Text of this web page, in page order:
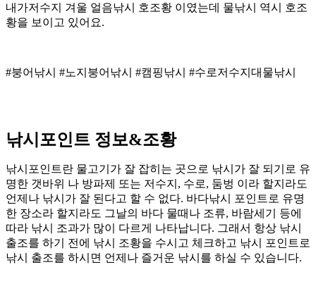
내가저수지 겨울 얼음낚시 호조황 이였는데 물낚시 역시 호조
황을 보이고 있어요.
#붕어낚시 #노지붕어낚시 #캠핑낚시 #수로저수지대물낚시
낚시포인트 정보&조황
낚시포인트란 물고기가 잘 잡히는 곳으로 낚시가 잘 되기로 유
명한 갯바위 나 방파제 또는 저수지, 수로, 둠벙 이라 할지라도
언제나 낚시가 잘 된다고 할 수 없다. 바다낚시 포인트로 유명
한 장소라 할지라도 그날의 바다 물때나 조류, 바람세기 등에
따라 낚시 조과가 많이 다르게 나타납니다. 그래서 항상 낚시
출조를 하기 전에 낚시 조황을 수시고 체크하고 낚시 포인트로
낚시 출조를 하시면 언제나 즐거운 낚시를 하실 수 있습니다.